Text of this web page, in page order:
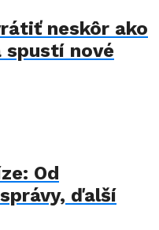
neskôr ako
spustí nové
Od
ďalší